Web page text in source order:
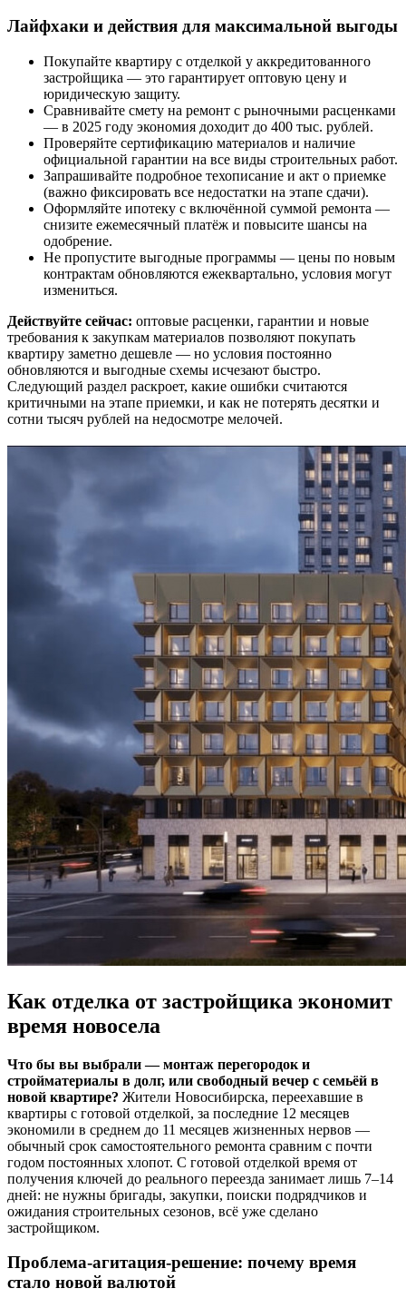
Лайфхаки и действия для максимальной выгоды
Покупайте квартиру с отделкой у аккредитованного
застройщика — это гарантирует оптовую цену и
юридическую защиту.
Сравнивайте смету на ремонт с рыночными расценками
— в 2025 году экономия доходит до 400 тыс. рублей.
Проверяйте сертификацию материалов и наличие
официальной гарантии на все виды строительных работ.
Запрашивайте подробное техописание и акт о приемке
(важно фиксировать все недостатки на этапе сдачи).
Оформляйте ипотеку с включённой суммой ремонта —
снизите ежемесячный платёж и повысите шансы на
одобрение.
Не пропустите выгодные программы — цены по новым
контрактам обновляются ежеквартально, условия могут
измениться.
Действуйте сейчас: оптовые расценки, гарантии и новые
требования к закупкам материалов позволяют покупать
квартиру заметно дешевле — но условия постоянно
обновляются и выгодные схемы исчезают быстро.
Следующий раздел раскроет, какие ошибки считаются
критичными на этапе приемки, и как не потерять десятки и
сотни тысяч рублей на недосмотре мелочей.
Как отделка от застройщика экономит
время новосела
Что бы вы выбрали — монтаж перегородок и
стройматериалы в долг, или свободный вечер с семьёй в
новой квартире? Жители Новосибирска, переехавшие в
квартиры с готовой отделкой, за последние 12 месяцев
экономили в среднем до 11 месяцев жизненных нервов —
обычный срок самостоятельного ремонта сравним с почти
годом постоянных хлопот. С готовой отделкой время от
получения ключей до реального переезда занимает лишь 7–14
дней: не нужны бригады, закупки, поиски подрядчиков и
ожидания строительных сезонов, всё уже сделано
застройщиком.
Проблема-агитация-решение: почему время
стало новой валютой